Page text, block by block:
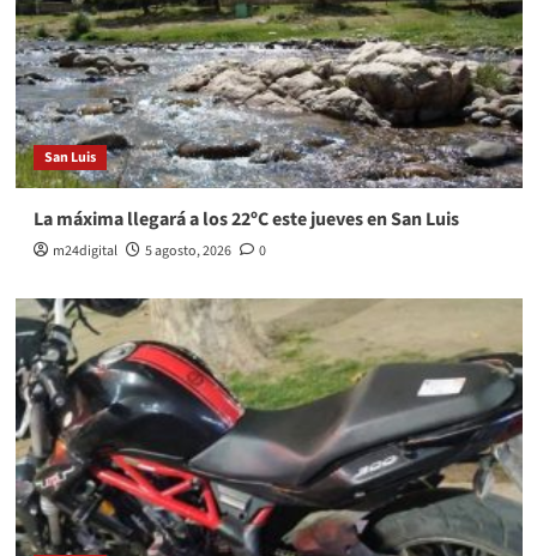
San Luis
La máxima llegará a los 22ºC este jueves en San Luis
m24digital 5 agosto, 2026 0